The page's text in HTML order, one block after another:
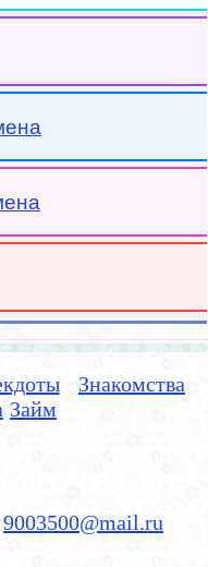
Знакомства
Займ
9003500@mail.ru